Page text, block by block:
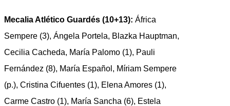
Mecalia Atlético Guardés (10+13): África
Sempere (3), Ángela Portela, Blazka Hauptman,
Cecilia Cacheda, María Palomo (1), Pauli
Fernández (8), María Español, Míriam Sempere
(p.), Cristina Cifuentes (1), Elena Amores (1),
Carme Castro (1), María Sancha (6), Estela